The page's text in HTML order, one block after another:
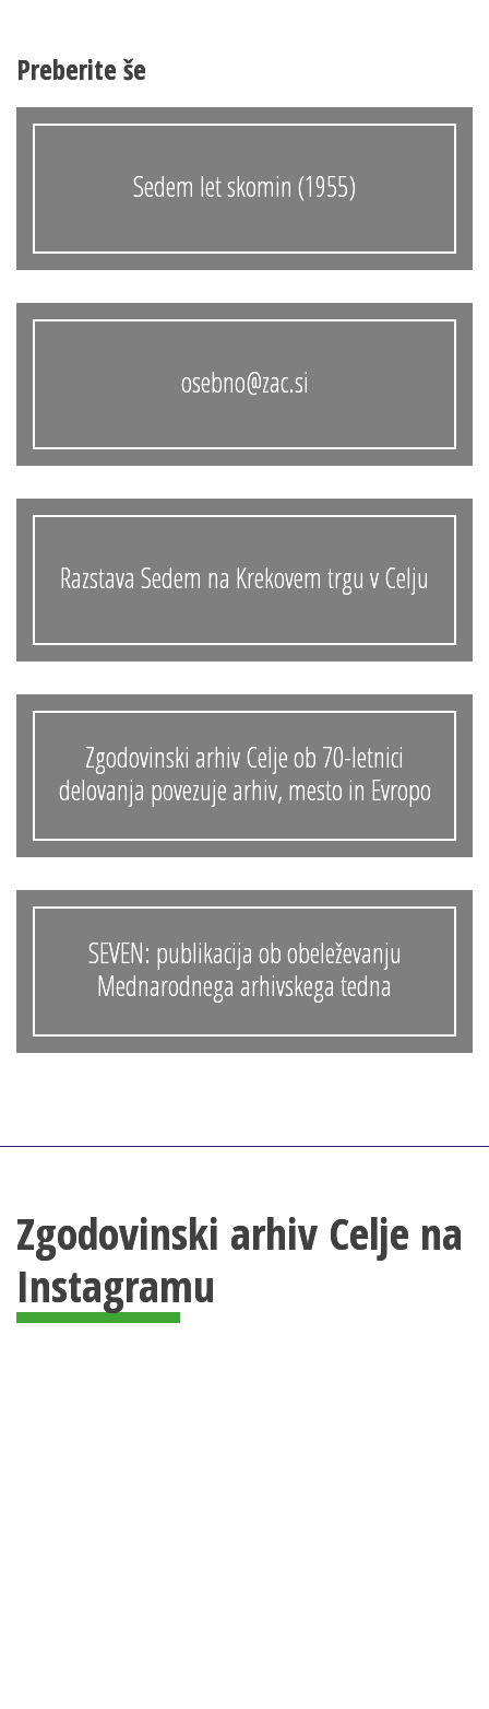
Preberite še
Sedem let skomin (1955)
osebno@zac.si
Razstava Sedem na Krekovem trgu v Celju
Zgodovinski arhiv Celje ob 70-letnici
delovanja povezuje arhiv, mesto in Evropo
SEVEN: publikacija ob obeleževanju
Mednarodnega arhivskega tedna
Zgodovinski arhiv Celje na
Instagramu